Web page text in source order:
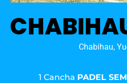
Chabihau,
1 Cancha PADEL